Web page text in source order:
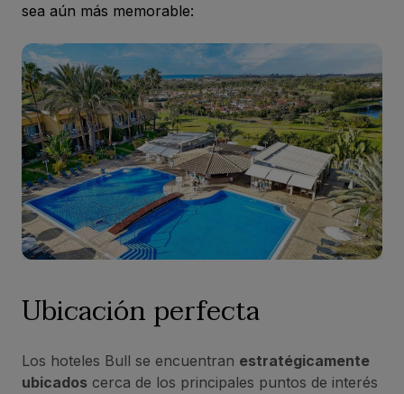
sea aún más memorable:
Ubicación perfecta
Los hoteles Bull se encuentran estratégicamente
ubicados cerca de los principales puntos de interés